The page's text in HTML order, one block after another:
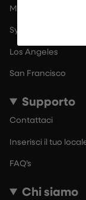
Melbourne
Sydney
Los Angeles
San Francisco
Supporto
Contattaci
Inserisci il tuo
FAQ’s
Chi siamo